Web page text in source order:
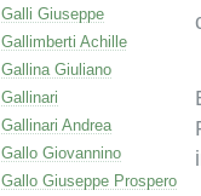
Galli Giuseppe
Gallimberti Achille
Gallina Giuliano
Gallinari
Gallinari Andrea
Gallo Giovannino
Gallo Giuseppe Prospero